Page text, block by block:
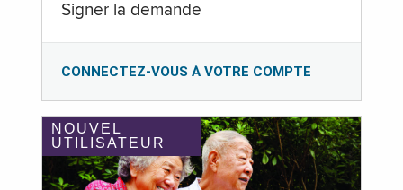
Signer la demande
CONNECTEZ-VOUS À VOTRE COMPTE
NOUVEL
UTILISATEUR